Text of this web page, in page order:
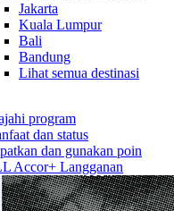
Jakarta
Kuala Lumpur
Bali
Bandung
Lihat semua destinasi
program
dan status
dan gunakan poin
Accor+ Langganan